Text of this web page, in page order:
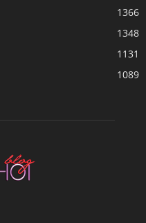
1366
1348
1131
1089